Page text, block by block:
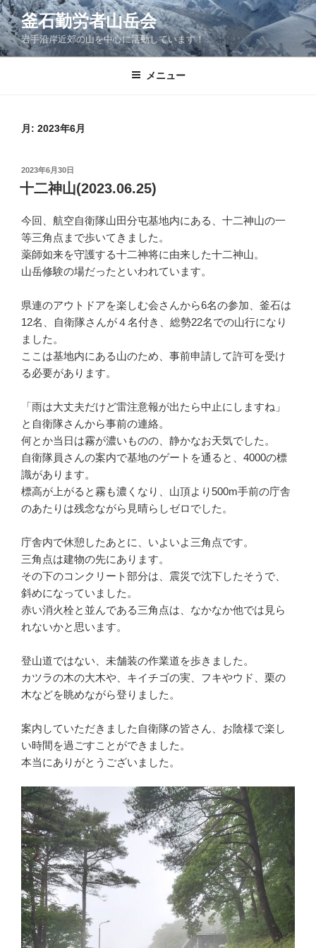
コ
ン
テ
ン
釜石勤労者山岳会
岩手沿岸近郊の山を中心に活動しています！
メニュー
月: 2023年6月
投
稿
日:
2023年6月30日
十二神山(2023.06.25)
今回、航空自衛隊山田分屯基地内にある、十二神山の一
等三角点まで歩いてきました。
薬師如来を守護する十二神将に由来した十二神山。
山岳修験の場だったといわれています。
県連のアウトドアを楽しむ会さんから6名の参加、釜石は
12名、自衛隊さんが４名付き、総勢22名での山行になり
ました。
ここは基地内にある山のため、事前申請して許可を受け
る必要があります。
「雨は大丈夫だけど雷注意報が出たら中止にしますね」
と自衛隊さんから事前の連絡。
何とか当日は霧が濃いものの、静かなお天気でした。
自衛隊員さんの案内で基地のゲートを通ると、4000の標
識があります。
標高が上がると霧も濃くなり、山頂より500m手前の庁舎
のあたりは残念ながら見晴らしゼロでした。
庁舎内で休憩したあとに、いよいよ三角点です。
三角点は建物の先にあります。
その下のコンクリート部分は、震災で沈下したそうで、
斜めになっていました。
赤い消火栓と並んである三角点は、なかなか他では見ら
れないかと思います。
登山道ではない、未舗装の作業道を歩きました。
カツラの木の大木や、キイチゴの実、フキやウド、栗の
木などを眺めながら登りました。
案内していただきました自衛隊の皆さん、お陰様で楽し
い時間を過ごすことができました。
本当にありがとうございました。